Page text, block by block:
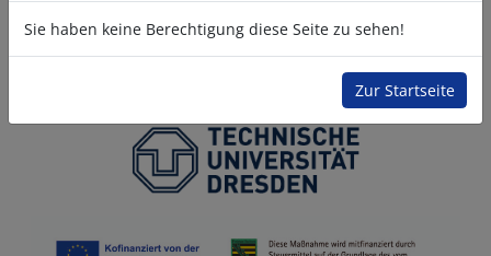
Sie haben keine Berechtigung diese Seite zu sehen!
Zur Startseite